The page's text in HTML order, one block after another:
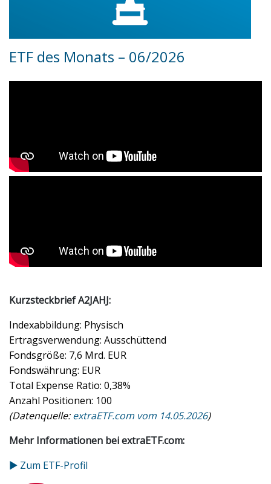
ETF des Monats – 06/2026
KurzsteckbriefA2JAHJ:
Indexabbildung: Physisch
Ertragsverwendung: Ausschüttend
Fondsgröße: 7,6 Mrd. EUR
Fondswährung: EUR
Total Expense Ratio: 0,38%
Anzahl Positionen: 100
(Datenquelle:extraETF.com vom 14.05.2026)
Mehr Informationen bei extraETF.com:
▶ Zum ETF-Profil